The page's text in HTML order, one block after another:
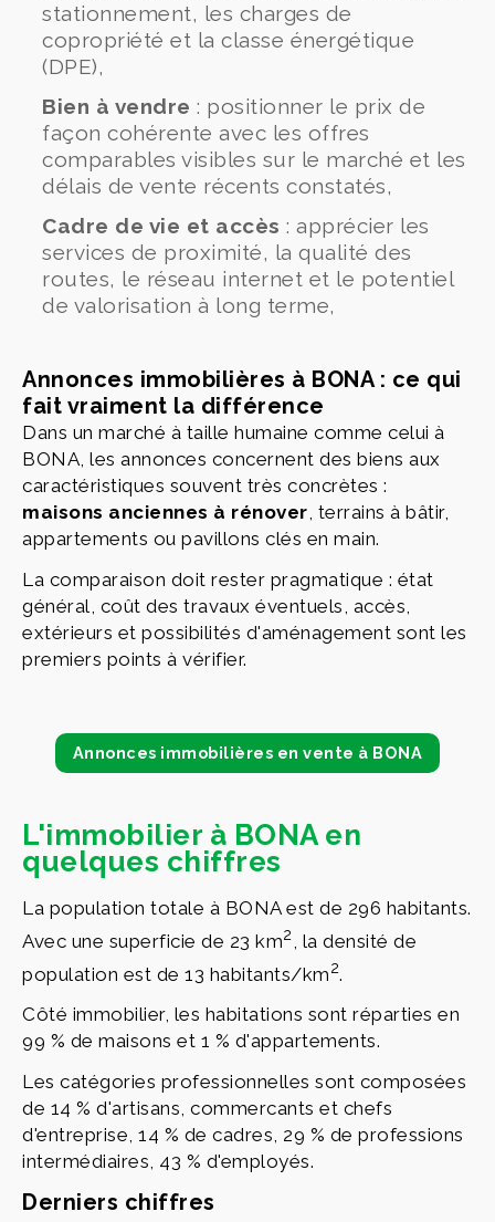
stationnement, les charges de
copropriété et la classe énergétique
(DPE),
Bien à vendre : positionner le prix de
façon cohérente avec les offres
comparables visibles sur le marché et les
délais de vente récents constatés,
Cadre de vie et accès : apprécier les
services de proximité, la qualité des
routes, le réseau internet et le potentiel
de valorisation à long terme,
Annonces immobilières à BONA : ce qui
fait vraiment la différence
Dans un marché à taille humaine comme celui à
BONA, les annonces concernent des biens aux
caractéristiques souvent très concrètes :
maisons anciennes à rénover, terrains à bâtir,
appartements ou pavillons clés en main.
La comparaison doit rester pragmatique : état
général, coût des travaux éventuels, accès,
extérieurs et possibilités d'aménagement sont les
premiers points à vérifier.
Annonces immobilières en vente à BONA
L'immobilier à BONA en
quelques chiffres
La population totale à BONA est de 296 habitants.
Avec une superficie de 23 km2
, la densité de
population est de 13 habitants/km2.
Côté immobilier, les habitations sont réparties en
99 % de maisons et 1 % d'appartements.
Les catégories professionnelles sont composées
de 14 % d'artisans, commercants et chefs
d'entreprise, 14 % de cadres, 29 % de professions
intermédiaires, 43 % d'employés.
Derniers chiffres